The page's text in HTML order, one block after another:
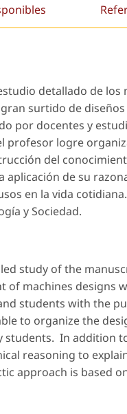
detallado de
surtido de
por docentes y
profesor logre
del
aplicación de su
en la vida
y Sociedad.
study of the
of machines designs
students with the
to organize the
In addition
reasoning to
approach is based